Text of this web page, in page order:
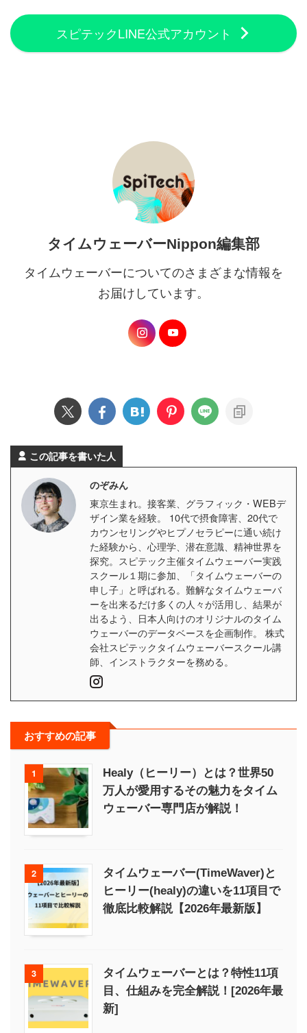
スピテックLINE公式アカウント
タイムウェーバーNippon編集部
タイムウェーバーについてのさまざまな情報を
お届けしています。
この記事を書いた人
のぞみん
東京生まれ。接客業、グラフィック・WEBデ
ザイン業を経験。 10代で摂食障害、20代で
カウンセリングやヒプノセラピーに通い続け
た経験から、心理学、潜在意識、精神世界を
探究。スピテック主催タイムウェーバー実践
スクール１期に参加、「タイムウェーバーの
申し子」と呼ばれる。難解なタイムウェーバ
ーを出来るだけ多くの人々が活用し、結果が
出るよう、日本人向けのオリジナルのタイム
ウェーバーのデータベースを企画制作。 株式
会社スピテックタイムウェーバースクール講
師、インストラクターを務める。
おすすめの記事
1
Healy（ヒーリー）とは？世界50
万人が愛用するその魅力をタイム
ウェーバー専門店が解説！
2
タイムウェーバー(TimeWaver)と
ヒーリー(healy)の違いを11項目で
徹底比較解説【2026年最新版】
3
タイムウェーバーとは？特性11項
目、仕組みを完全解説！[2026年最
新]